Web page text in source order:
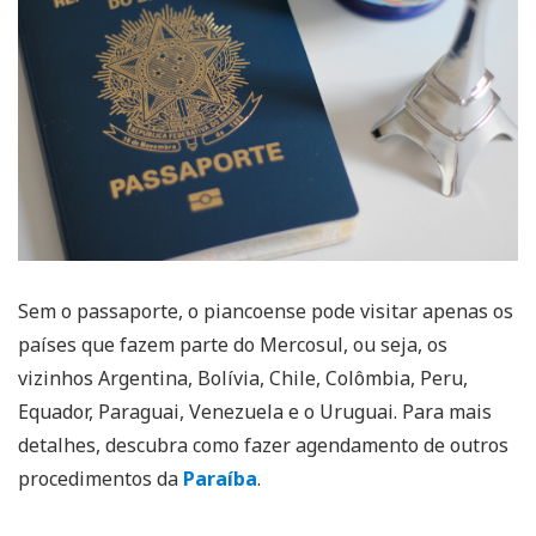
Sem o passaporte, o piancoense pode visitar apenas os
países que fazem parte do Mercosul, ou seja, os
vizinhos Argentina, Bolívia, Chile, Colômbia, Peru,
Equador, Paraguai, Venezuela e o Uruguai. Para mais
detalhes, descubra como fazer agendamento de outros
procedimentos da Paraíba.